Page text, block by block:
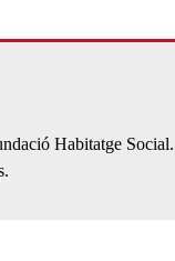
Habitatge